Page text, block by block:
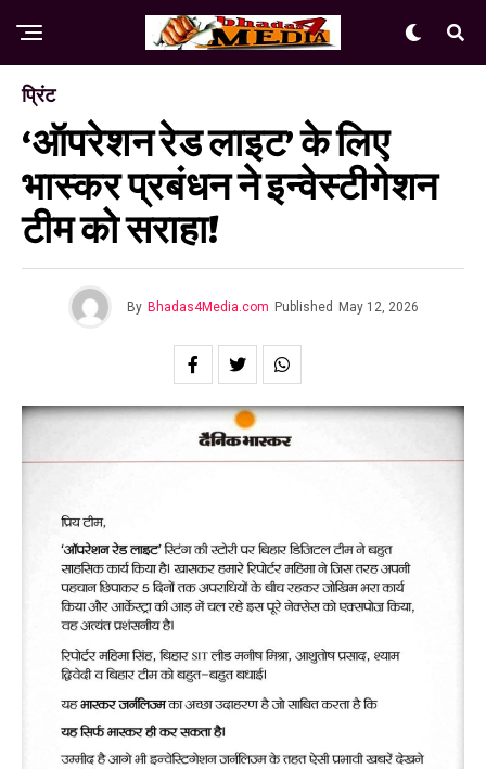
प्रिंट
‘ऑपरेशन रेड लाइट’ के लिए
भास्कर प्रबंधन ने इन्वेस्टीगेशन
टीम को सराहा!
By Bhadas4Media.com Published May 12, 2026